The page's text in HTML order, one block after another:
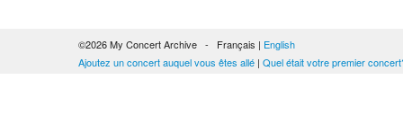
©2026 My Concert Archive - Français | English
Ajoutez un concert auquel vous êtes allé | Quel était votre premier